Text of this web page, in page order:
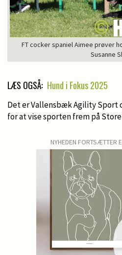
FT cocker spaniel Aimee prøver
Susanne
LÆS OGSÅ: Hund i Fokus 2025
Det er Vallensbæk Agility Sport
for at vise sporten frem på
NYHEDEN FORTSÆTTER